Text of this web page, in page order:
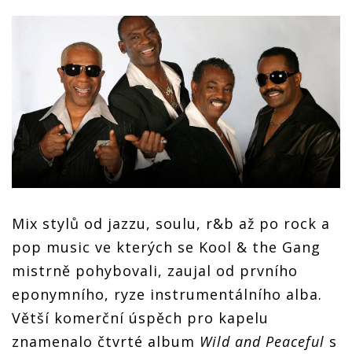
Mix stylů od jazzu, soulu, r&b až po rock a
pop music ve kterých se Kool & the Gang
mistrně pohybovali, zaujal od prvního
eponymního, ryze instrumentálního alba.
Větší komerční úspěch pro kapelu
znamenalo čtvrté album Wild and Peaceful s